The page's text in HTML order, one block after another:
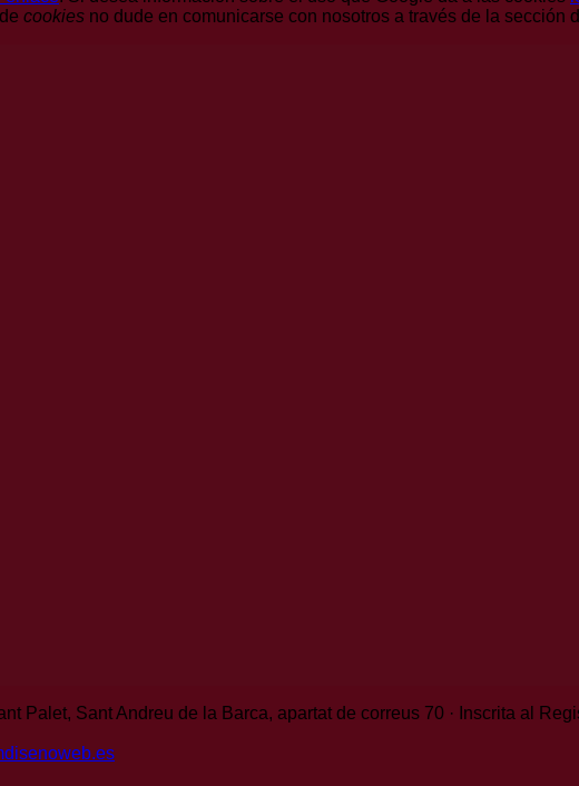
cookies no dude en comunicarse con nosotros a través de la sección
Palet, Sant Andreu de la Barca, apartat de correus 70 · Inscrita al